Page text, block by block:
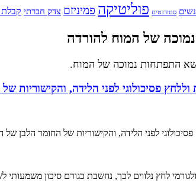
נשים סטודנטים פוליטיקה פמיניזם צדק חברתי
של המוח להורדה
התפתחות נמוכה של המוח.
פסיכולוגי לפני הלידה, והקישוריות
לפני הלידה, והקישוריות של החומר הלבן של
לחץ נלווים לכך, נחשבת כגורם סיכון משמעותי